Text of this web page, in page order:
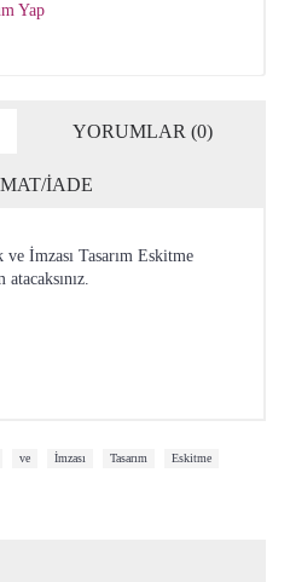
Yap
YORUMLAR (0)
İADE
İmzası Tasarım Eskitme
ve İmzası Tasarım Eskitme